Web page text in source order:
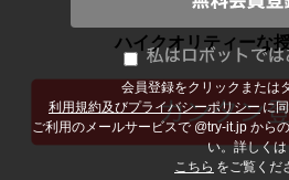
会員登録をクリックまたは
利用規約及びプライバシーポリシー に
ご利用のメールサービスで @try-it.jp から
い。詳しくは
こちら をご覧くだ
子どもの勉強から大人
ハイクオリティーな